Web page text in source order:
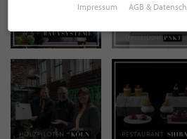
Impressum AGB &